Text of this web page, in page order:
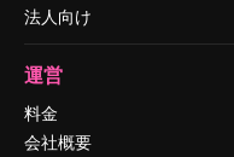
法人向け
運営
料金
会社概要